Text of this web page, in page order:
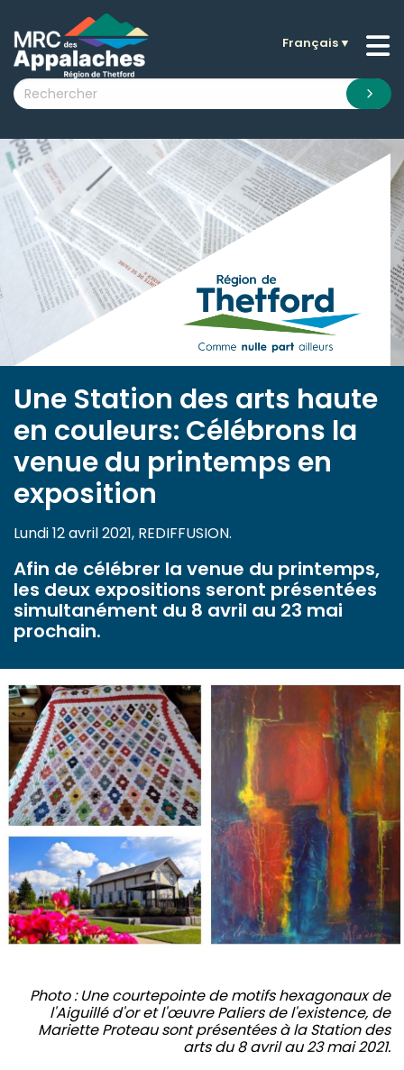
submenu (La MRC )
submenu (Citoyens )
submenu (Visiteurs )
submenu (Nouvelles )
submenu (Documentation )
Français▼
Une Station des arts haute
en couleurs: Célébrons la
venue du printemps en
exposition
Lundi 12 avril 2021, REDIFFUSION.
Afin de célébrer la venue du printemps,
les deux expositions seront présentées
simultanément du 8 avril au 23 mai
prochain.
Photo : Une courtepointe de motifs hexagonaux de
l'Aiguillé d'or et l'œuvre Paliers de l'existence, de
Mariette Proteau sont présentées à la Station des
arts du 8 avril au 23 mai 2021.